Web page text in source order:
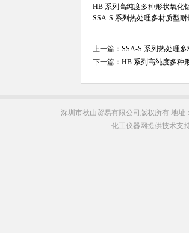
HB 系列高纯度多种形状氧化
SSA-S 系列热处理多材质型
上一篇： SSA-S 系列热处理
下一篇： HB 系列高纯度多种
深圳市秋山贸易有限公司版权所有 地址
化工仪器网提供技术支